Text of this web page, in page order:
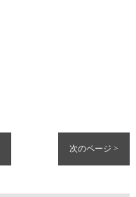
次のページ >